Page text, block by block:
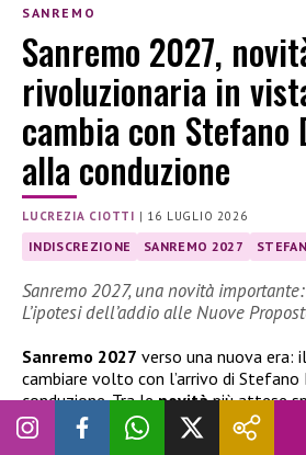
SANREMO
Sanremo 2027,
rivoluzionaria in
cambia con Stefano
alla conduzione
LUCREZIA CIOTTI | 16 LUGLIO 2026
INDISCREZIONE SANREMO 2027
Sanremo 2027, una novità
L’ipotesi dell’addio alle Nuove
Sanremo 2027 verso una nuova era:
cambiare volto con l’arrivo di
conduzione. Tra lenovitàpiù attese
dell’addio alle Nuove Proposte e
vincitore di Sanremo Giovani nella gara